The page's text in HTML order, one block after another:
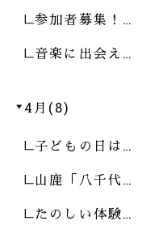
参加者募集！…
音楽に出会え…
4月(8)
子どもの日は…
山鹿「八千代…
たのしい体験…